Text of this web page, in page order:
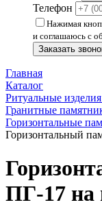
Телефон
Нажимая
и соглашаюсь с
Заказать
Главная
Каталог
Ритуальные
Гранитные
Горизонтальные
Горизонтальный
ПГ-17 на